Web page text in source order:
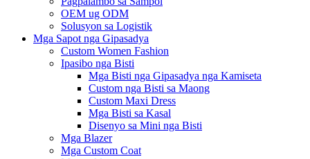
OEM ug ODM
Solusyon sa Logistik
Mga Sapot nga Gipasadya
Custom Women Fashion
Ipasibo nga Bisti
Mga Bisti nga Gipasadya nga Kamiseta
Custom nga Bisti sa Maong
Custom Maxi Dress
Mga Bisti sa Kasal
Disenyo sa Mini nga Bisti
Mga Blazer
Mga Custom Coat